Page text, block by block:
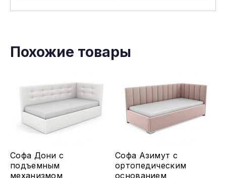
Похожие товары
Этот
товар
Софа Дони с
подъемным
меxанизмом
Этот
товар
Софа Азимут с
ортопедическим
основанием